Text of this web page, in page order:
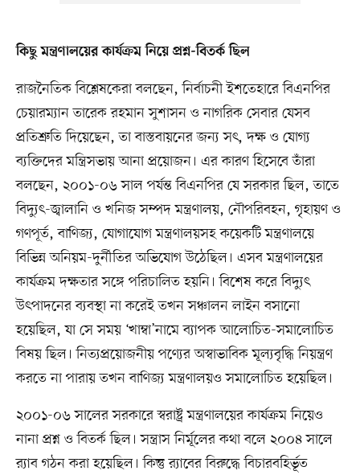
কিছু মন্ত্রণালয়ের কার্যক্রম নিয়ে প্রশ্ন-বিতর্ক ছিল
রাজনৈতিক বিশ্লেষকেরা বলছেন, নির্বাচনী ইশতেহারে বিএনপির
চেয়ারম্যান তারেক রহমান সুশাসন ও নাগরিক সেবার যেসব
প্রতিশ্রুতি দিয়েছেন, তা বাস্তবায়নের জন্য সৎ, দক্ষ ও যোগ্য
ব্যক্তিদের মন্ত্রিসভায় আনা প্রয়োজন। এর কারণ হিসেবে তাঁরা
বলছেন, ২০০১-০৬ সাল পর্যন্ত বিএনপির যে সরকার ছিল, তাতে
বিদ্যুৎ-জ্বালানি ও খনিজ সম্পদ মন্ত্রণালয়, নৌপরিবহন, গৃহায়ণ ও
গণপূর্ত, বাণিজ্য, যোগাযোগ মন্ত্রণালয়সহ কয়েকটি মন্ত্রণালয়ে
বিভিন্ন অনিয়ম-দুর্নীতির অভিযোগ উঠেছিল। এসব মন্ত্রণালয়ের
কার্যক্রম দক্ষতার সঙ্গে পরিচালিত হয়নি। বিশেষ করে বিদ্যুৎ
উৎপাদনের ব্যবস্থা না করেই তখন সঞ্চালন লাইন বসানো
হয়েছিল, যা সে সময় ‘খাম্বা’নামে ব্যাপক আলোচিত-সমালোচিত
বিষয় ছিল। নিত্যপ্রয়োজনীয় পণ্যের অস্বাভাবিক মূল্যবৃদ্ধি নিয়ন্ত্রণ
করতে না পারায় তখন বাণিজ্য মন্ত্রণালয়ও সমালোচিত হয়েছিল।
২০০১-০৬ সালের সরকারে স্বরাষ্ট্র মন্ত্রণালয়ের কার্যক্রম নিয়েও
নানা প্রশ্ন ও বিতর্ক ছিল। সন্ত্রাস নির্মূলের কথা বলে ২০০৪ সালে
র‌্যাব গঠন করা হয়েছিল। কিন্তু র‍্যাবের বিরুদ্ধে বিচারবহির্ভূত